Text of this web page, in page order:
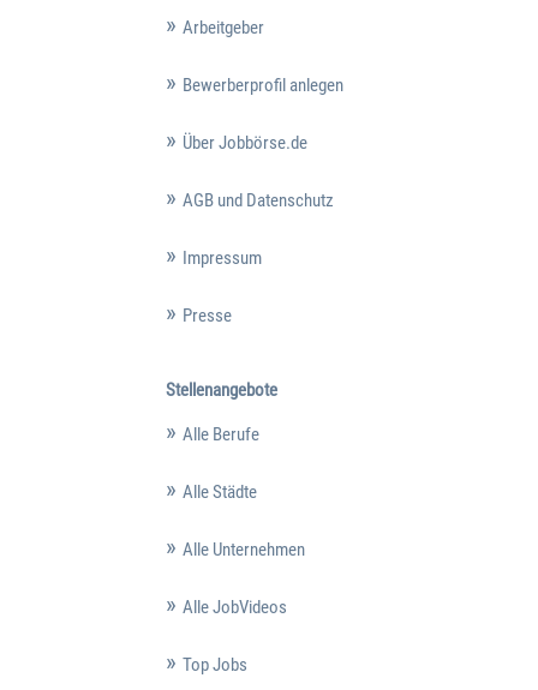
Arbeitgeber
Bewerberprofil anlegen
Über Jobbörse.de
AGB und Datenschutz
Impressum
Presse
Stellenangebote
Alle Berufe
Alle Städte
Alle Unternehmen
Alle JobVideos
Top Jobs